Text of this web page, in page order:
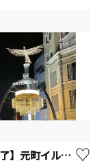
【開催終了】元町イルミネーション2025